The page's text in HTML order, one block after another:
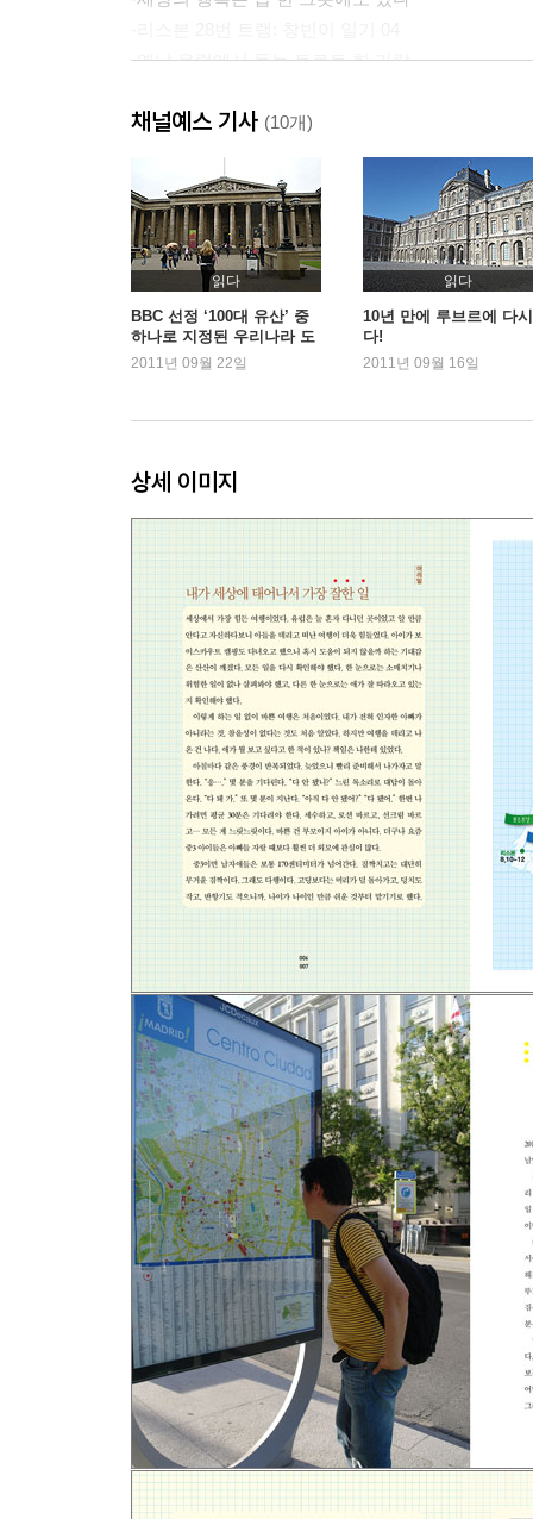
-옛날 유럽에서 듣는 트로트 한 가락
-여유로운 방황일 때 여행은 가치 있다
-세비야 걸인 체험: 창빈이 일기 05
-여행 중에 일기 쓰는 방법
-여행이고 뭐고 여기서 끝장을 내버려?
-여행, 쉬운 게 아니다: 창빈이 일기 06
-소년, 중년, 노년
-밥값 아껴가며 교육하기
-바르셀로나 놀이동산: 창빈이 일기 07
-"아, 피카소가, 천재네!"
[하늘과 바람과 별과 바다]
-프로방스의 첫날
-희희낙락, 신선놀음, 맘마미아
-액상프로방스에서 물놀이를: 창빈이 일기 09
-새벽기차를 타다
-두오모의 명품 백
-바다 위에 지은 도시
-아들에게 현대 미술을 한 수 배우다
-비발디의 고향에서 들은 '사계': 창빈이 일기 10
-베네치아 자유 산책
-낯선 도시의 밤을 걷다
-로마의 휴일: 창빈이 일기 11
-그때도 젤라또의 약발이 먹힐까?
-옛날식 이종격투기 경기장에 가다: 창빈이 일기 12
-카라바조에 탐닉하다
-피렌체, 시간에 잠기다
-멧돼지의 코를 문질러라: 창빈이 일기 13
-우피치 데이
-진짜 다비드를 만나다
-피사, 제노바, 니스
-이제 기차가 침대 같다: 창빈이 일기 14
-고창빈, 니스 실종사건
[늙은 남자 어린 남자, 서로를 바라보다]
-고씨 부자의 파리 낭만 여행
-성룡의 에펠탑에 가다: 창빈이 일기 15
-다섯 살 꼬마에서 열여섯 살 소년으로
-프렌치 레스토랑의 특별한 저녁식사
-아빠가 대단한 사람처럼 보일 때: 창빈이 일기 16
-아들이 끓여준 잔치국수
-강철 체력 아빠가 아플 때: 창빈이 일기 17
채널예스 기사 (10개)
읽다
BBC 선정 ‘100대 유산’ 중
하나로 지정된 우리나라 도
깨비 기와
2011년 09월 22일
읽다
10년 만에 루브르에 다
다!
2011년 09월 16일
상세 이미지